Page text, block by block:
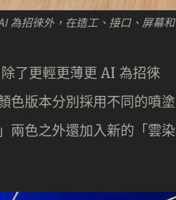
為招徠外，在造工、接口、屏幕和
了更輕更薄更 AI 為招徠
色版本分別採用不同的噴塗
兩色之外還加入新的「雲染